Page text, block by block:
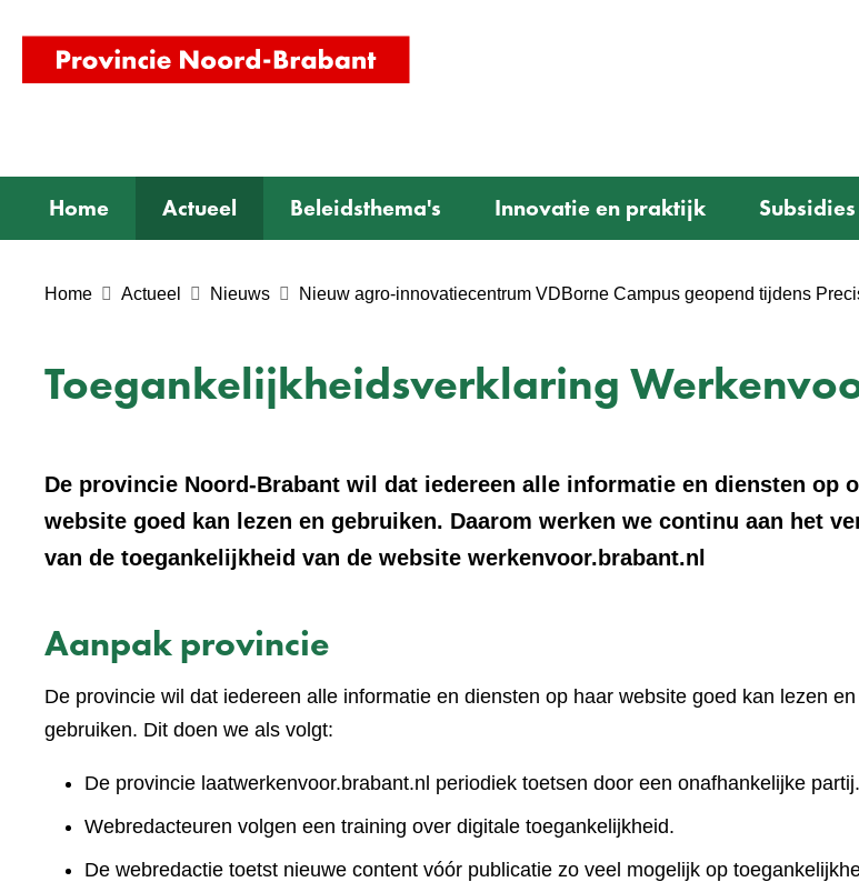
homepage)
Home Actueel Beleidsthema's Innovatie en praktijk
Home Actueel Nieuws Nieuw agro-innovatiecentrum VDBorne Campus geopend tijdens
Toegankelijkheidsverklaring
De provincie Noord-Brabant wil dat iedereen alle informatie en diensten op
website goed kan lezen en gebruiken. Daarom werken we continu aan het
van de toegankelijkheid van de website werkenvoor.brabant.nl
Aanpak provincie
De provincie wil dat iedereen alle informatie en diensten op haar website goed kan lezen en
gebruiken. Dit doen we als volgt:
De provincie laatwerkenvoor.brabant.nl periodiek toetsen door een onafhankelijke partij.
Webredacteuren volgen een training over digitale toegankelijkheid.
De webredactie toetst nieuwe content vóór publicatie zo veel mogelijk op